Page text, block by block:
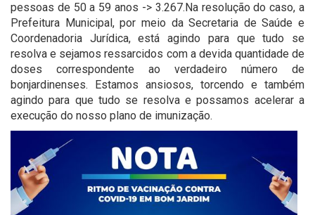
pessoas de 50 a 59 anos -> 3.267.Na resolução do caso, a
Prefeitura Municipal, por meio da Secretaria de Saúde e
Coordenadoria Jurídica, está agindo para que tudo se
resolva e sejamos ressarcidos com a devida quantidade de
doses correspondente ao verdadeiro número de
bonjardinenses. Estamos ansiosos, torcendo e também
agindo para que tudo se resolva e possamos acelerar a
execução do nosso plano de imunização.